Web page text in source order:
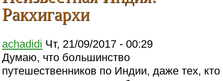
Ракхигархи
achadidi Чт, 21/09/2017 - 00:29
Думаю, что большинство
путешественников по Индии, даже тех, кто